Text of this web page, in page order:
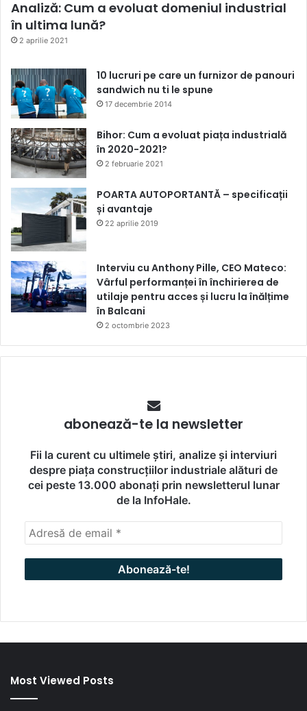
Analiză: Cum a evoluat domeniul industrial
în ultima lună?
2 aprilie 2021
10 lucruri pe care un furnizor de panouri
sandwich nu ti le spune
17 decembrie 2014
Bihor: Cum a evoluat piața industrială
în 2020-2021?
2 februarie 2021
POARTA AUTOPORTANTĂ – specificații
și avantaje
22 aprilie 2019
Interviu cu Anthony Pille, CEO Mateco:
Vârful performanței în închirierea de
utilaje pentru acces și lucru la înălțime
în Balcani
2 octombrie 2023
abonează-te la newsletter
Fii la curent cu ultimele știri, analize și interviuri
despre piața construcțiilor industriale alături de
cei peste 13.000 abonați prin newsletterul lunar
de la InfoHale.
Most Viewed Posts